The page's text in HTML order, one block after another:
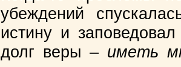
убеждений
истину и
долг веры – иметь